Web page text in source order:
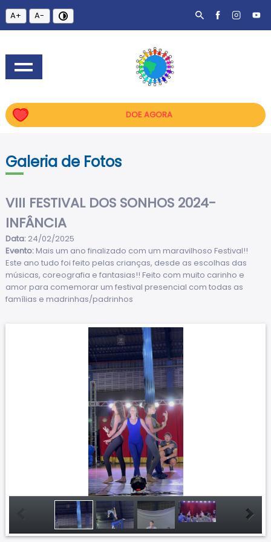
A+ A-
DOE AGORA
Galeria de Fotos
VIII FESTIVAL DOS SONHOS 2024-
INFÂNCIA
Data:24/02/2025
Evento:Mais um ano finalizado com um maravilhoso Festival!!
Este ano tudo foi feito pelas crianças, desde as escolhas das
músicas, coreografia e fantasias!! Feito com muito carinho e
amor para comemorar um festival presencial com todas as
famílias e madrinhas/padrinhos